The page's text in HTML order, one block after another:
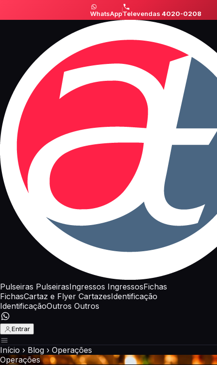
WhatsAppTelevendas 4020-0208
Pulseiras PulseirasIngressos IngressosFichas
FichasCartaz e Flyer CartazesIdentificação
IdentificaçãoOutros Outros
Entrar
Início › Blog › Operações
Operações